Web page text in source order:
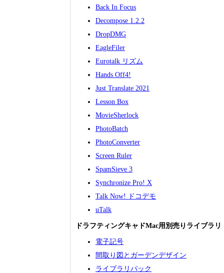
Back In Focus
Decompose 1.2.2
DropDMG
EagleFiler
Eurotalk リズム
Hands Off4!
Just Translate 2021
Lesson Box
MovieSherlock
PhotoBatch
PhotoConverter
Screen Ruler
SpamSieve 3
Synchronize Pro! X
Talk Now! ドコデモ
uTalk
ドラフティングキャドMac用別売りライブラ
電子記号
間取り図とガーデンデザイン
ライブラリパック